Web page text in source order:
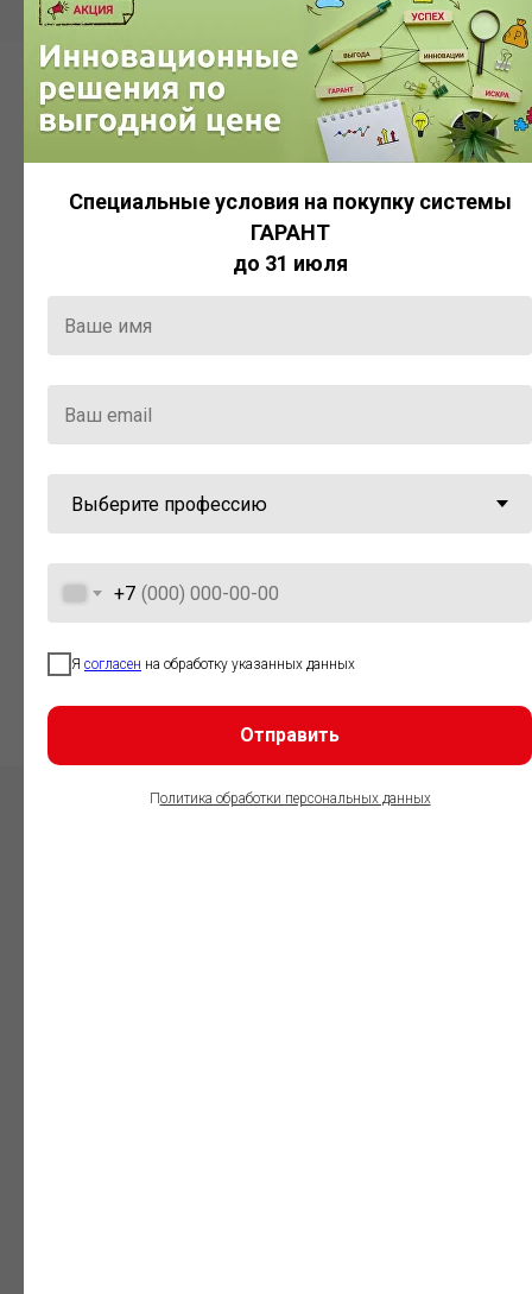
Компания «Гарант» стала
победителем премии «Время
Система
ГАРАНТ
Актуальная правовая информация
и инструменты для максимально
эффективной работы с ней.
Специальные условия на покупку системы
ГАРАНТ
до 31 июля
+7
Я согласен на обработку указанных данных
Отправить
Политика обработки персональных данных